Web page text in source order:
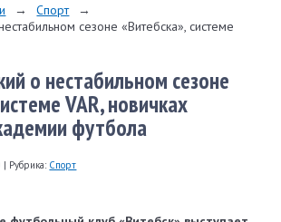
→ Спорт
→
сезоне «Витебска», системе
о нестабильном сезоне
VAR, новичках
футбола
| Рубрика: Спорт